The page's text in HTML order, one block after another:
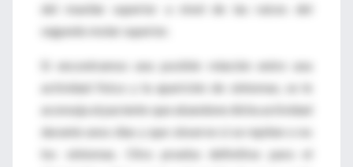
del maxilar superior a nivel de las raíces del
segundo molar superior.
Si encontramos una posible relación entre una
actividad física y la aparición de síntomas, se le
aconseja al paciente que abandone dicha actividad
durante unos días y que observe si se repiten o no
los síntomas. Otra prueba definitiva para el